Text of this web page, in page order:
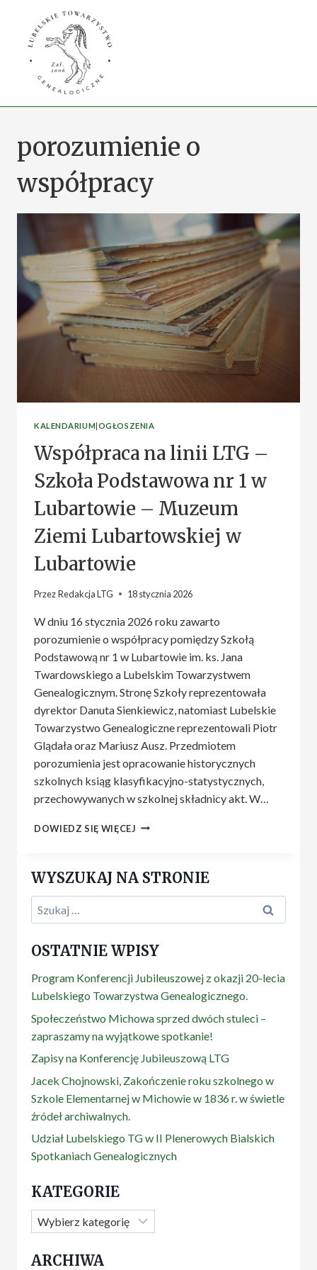
porozumienie o
współpracy
KALENDARIUM|OGŁOSZENIA
Współpraca na linii LTG –
Szkoła Podstawowa nr 1 w
Lubartowie – Muzeum
Ziemi Lubartowskiej w
Lubartowie
PrzezRedakcja LTG 18 stycznia 2026
W dniu 16 stycznia 2026 roku zawarto
porozumienie o współpracy pomiędzy Szkołą
Podstawową nr 1 w Lubartowie im. ks. Jana
Twardowskiego a Lubelskim Towarzystwem
Genealogicznym. Stronę Szkoły reprezentowała
dyrektor Danuta Sienkiewicz, natomiast Lubelskie
Towarzystwo Genealogiczne reprezentowali Piotr
Glądała oraz Mariusz Ausz. Przedmiotem
porozumienia jest opracowanie historycznych
szkolnych ksiąg klasyfikacyjno-statystycznych,
przechowywanych w szkolnej składnicy akt. W…
DOWIEDZ SIĘ WIĘCEJ WSPÓŁPRACA
–
SZKOŁA
NR
W
–
MUZEUM
LUBARTOWSKIEJ
W
LUBARTOWIE
WYSZUKAJ NA STRONIE
Szukaj:
OSTATNIE WPISY
Program Konferencji Jubileuszowej z okazji 20-lecia
Lubelskiego Towarzystwa Genealogicznego.
Społeczeństwo Michowa sprzed dwóch stuleci –
zapraszamy na wyjątkowe spotkanie!
Zapisy na Konferencję Jubileuszową LTG
Jacek Chojnowski, Zakończenie roku szkolnego w
Szkole Elementarnej w Michowie w 1836 r. w świetle
źródeł archiwalnych.
Udział Lubelskiego TG w II Plenerowych Bialskich
Spotkaniach Genealogicznych
KATEGORIE
Kategorie
ARCHIWA